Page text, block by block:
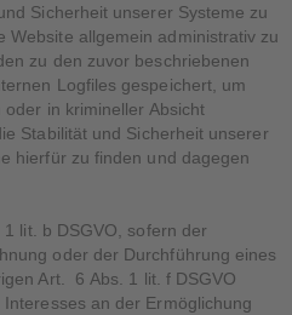
Sicherheit unserer Systeme zu
Website allgemein administrativ zu
zu den zuvor beschriebenen
Logfiles gespeichert, um
in krimineller Absicht
Stabilität und Sicherheit unserer
hierfür zu finden und dagegen
lit. b DSGVO, sofern der
oder der Durchführung eines
Art. 6 Abs. 1 lit. f DSGVO
an der Ermöglichung